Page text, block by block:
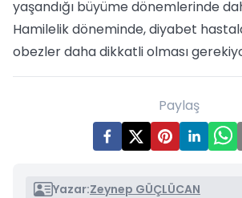
yaşandığı büyüme dönemlerinde
Hamilelik döneminde, diyabet
obezler daha dikkatli olması
Paylaş
Yazar:Zeynep GÜÇLÜCAN